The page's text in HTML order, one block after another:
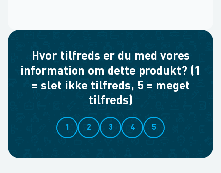
Hvor tilfreds er du med vores
information om dette produkt? (1
= slet ikke tilfreds, 5 = meget
tilfreds)
1 2 3 4 5